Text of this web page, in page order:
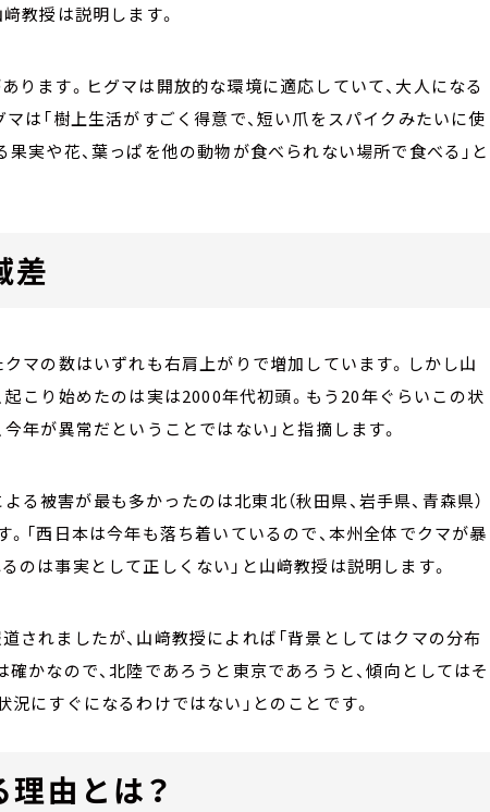
教授は説明します。
ります。ヒグマは開放的な環境に適応していて、大人になる
は「樹上生活がすごく得意で、短い爪をスパイクみたいに使
実や花、葉っぱを他の動物が食べられない場所で食べる」と
差
マの数はいずれも右肩上がりで増加しています。しかし山
起こり始めたのは実は2000年代初頭。もう20年ぐらいこの状
年が異常だということではない」と指摘します。
被害が最も多かったのは北東北（秋田県、岩手県、青森県）
「西日本は今年も落ち着いているので、本州全体でクマが暴
は事実として正しくない」と山﨑教授は説明します。
されましたが、山﨑教授によれば「背景としてはクマの分布
かなので、北陸であろうと東京であろうと、傾向としてはそ
にすぐになるわけではない」とのことです。
由とは？